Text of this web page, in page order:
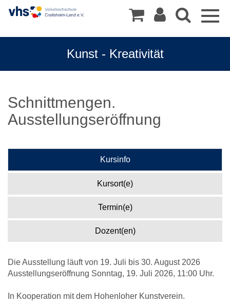
Kunst - Kreativität
Schnittmengen.
Ausstellungseröffnung
Kursinfo
Kursort(e)
Termin(e)
Dozent(en)
Die Ausstellung läuft von 19. Juli bis 30. August 2026
Ausstellungseröffnung Sonntag, 19. Juli 2026, 11:00 Uhr.
In Kooperation mit dem Hohenloher Kunstverein.